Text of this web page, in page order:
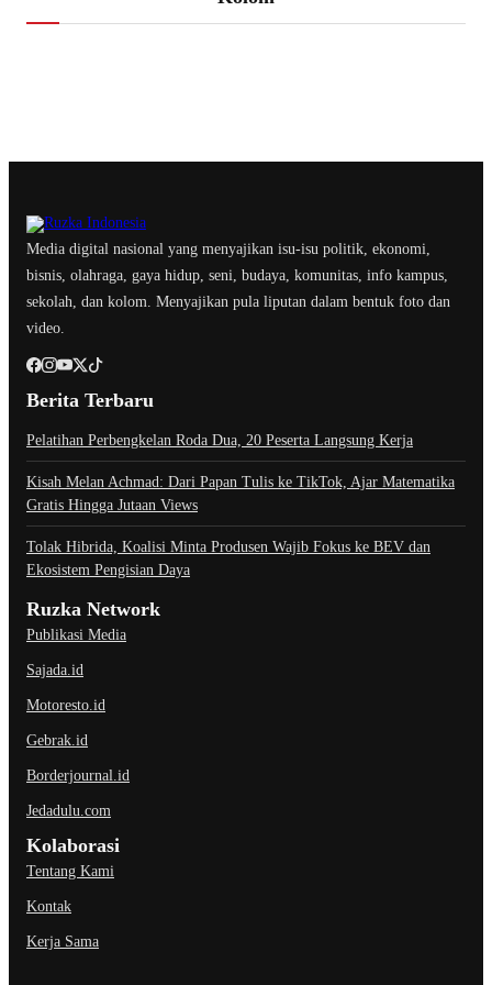
Media digital nasional yang menyajikan isu-isu politik, ekonomi,
bisnis, olahraga, gaya hidup, seni, budaya, komunitas, info kampus,
sekolah, dan kolom. Menyajikan pula liputan dalam bentuk foto dan
video.
Berita Terbaru
Pelatihan Perbengkelan Roda Dua, 20 Peserta Langsung Kerja
Kisah Melan Achmad: Dari Papan Tulis ke TikTok, Ajar Matematika
Gratis Hingga Jutaan Views
Tolak Hibrida, Koalisi Minta Produsen Wajib Fokus ke BEV dan
Ekosistem Pengisian Daya
Ruzka Network
Publikasi Media
Sajada.id
Motoresto.id
Gebrak.id
Borderjournal.id
Jedadulu.com
Kolaborasi
Tentang Kami
Kontak
Kerja Sama